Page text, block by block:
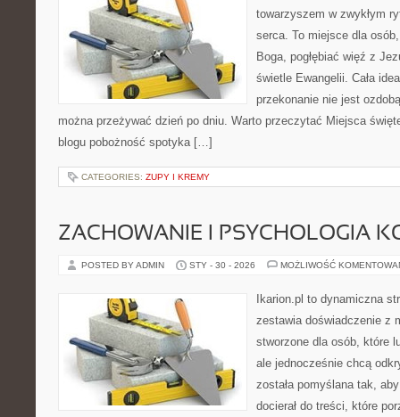
towarzyszem w zwykłym
serca. To miejsce dla
Boga, pogłębiać więź z
świetle Ewangelii. Cała
przekonanie nie jest
można przeżywać dzień po dniu. Warto przeczytać Miejsca
blogu pobożność spotyka […]
CATEGORIES: ZUPY I KREMY
ZACHOWANIE I PSYCHOLOGIA
POSTED BY ADMIN STY - 30 - 2026 MOŻLIWOŚĆ
Ikarion.pl to dynamiczna
zestawia doświadczenie z
stworzone dla osób, które
ale jednocześnie chcą
została pomyślana tak,
docierał do treści, które